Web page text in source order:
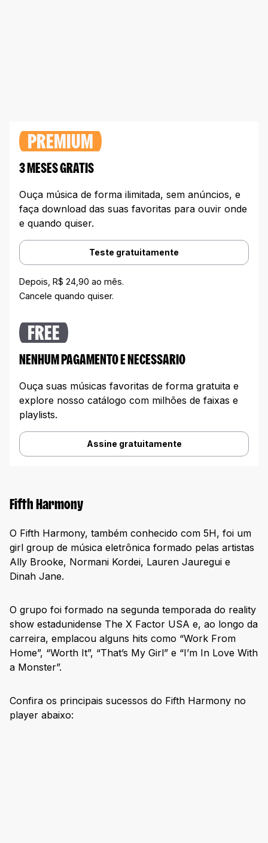
PREMIUM
3 MESES GRATIS
Ouça música de forma ilimitada, sem anúncios, e
faça download das suas favoritas para ouvir onde
e quando quiser.
Teste gratuitamente
Depois, R$ 24,90 ao mês.
Cancele quando quiser.
FREE
NENHUM PAGAMENTO E NECESSARIO
Ouça suas músicas favoritas de forma gratuita e
explore nosso catálogo com milhões de faixas e
playlists.
Assine gratuitamente
Fifth Harmony
O Fifth Harmony, também conhecido com 5H, foi um
girl group de música eletrônica formado pelas artistas
Ally Brooke, Normani Kordei, Lauren Jauregui e
Dinah Jane.
O grupo foi formado na segunda temporada do reality
show estadunidense The X Factor USA e, ao longo da
carreira, emplacou alguns hits como “Work From
Home”, “Worth It”, “That’s My Girl” e “I’m In Love With
a Monster”.
Confira os principais sucessos do Fifth Harmony no
player abaixo: